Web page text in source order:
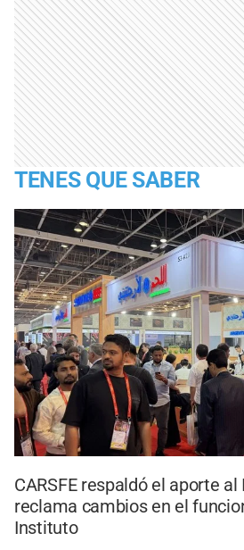
TENES QUE SABER
CARSFE respaldó el aporte al
reclama cambios en el
Instituto